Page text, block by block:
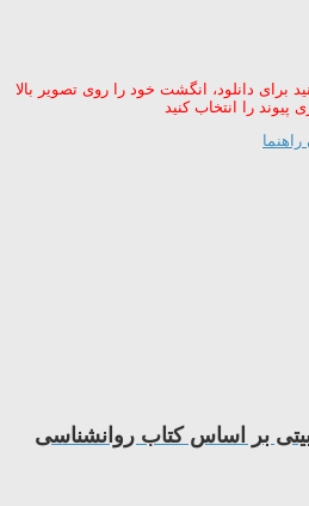
برای دانلود، انگشت خود را روی تصویر بالا
پیوند را انتخاب کنید
بر اساس کتاب روانشناسی